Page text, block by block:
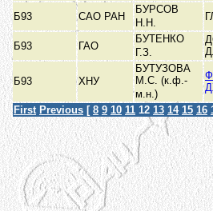
Б93
САО РАН
БУРСОВ
Н.Н.
Б93 ГАО
БУТЕНКО
Г.З.
Б93 ХНУ
БУТУЗОВА
М.С. (к.ф.-
м.н.)
First Previous [ 8 9 10 11 12 13 14 15 16